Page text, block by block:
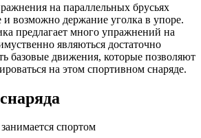
на параллельных брусьях
возможно держание уголка в упоре.
предлагает много упражнений на
являються достаточно
базовые движения, которые позволяют
на этом спортивном снаряде.